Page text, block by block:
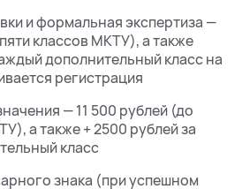
и формальная экспертиза —
классов МКТУ), а также
дополнительный класс на
регистрация
— 11 500 рублей (до
а также + 2500 рублей за
класс
знака (при успешном